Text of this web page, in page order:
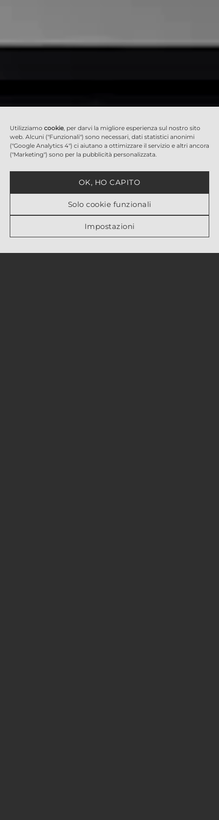
Utilizziamo cookie, per darvi la migliore esperienza sul nostro sito
web. Alcuni ("Funzionali") sono necessari, dati statistici anonimi
("Google Analytics 4") ci aiutano a ottimizzare il servizio e altri ancora
("Marketing") sono per la pubblicità personalizzata.
OK, HO CAPITO
Solo cookie funzionali
Impostazioni